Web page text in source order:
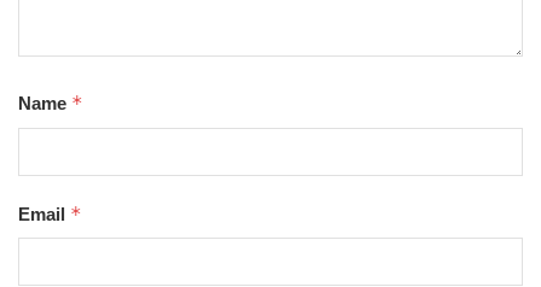
Name *
Email *